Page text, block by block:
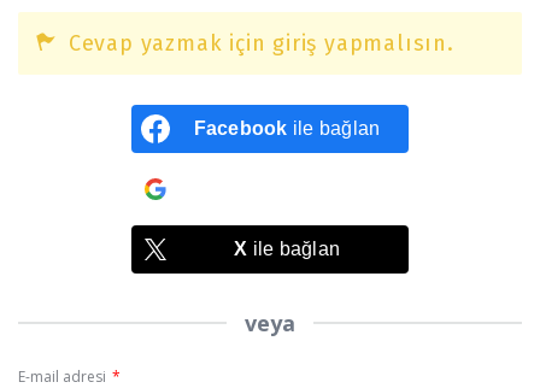
Cevap yazmak için giriş yapmalısın.
Facebook ile bağlan
X ile bağlan
veya
E-mail adresi *